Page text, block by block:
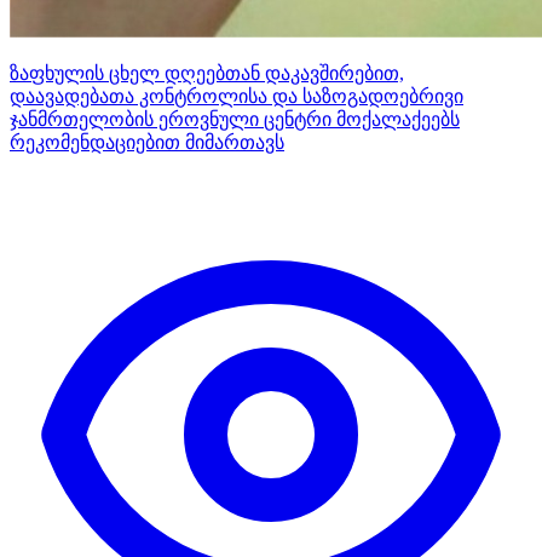
ზაფხულის ცხელ დღეებთან დაკავშირებით,
დაავადებათა კონტროლისა და საზოგადოებრივი
ჯანმრთელობის ეროვნული ცენტრი მოქალაქეებს
რეკომენდაციებით მიმართავს